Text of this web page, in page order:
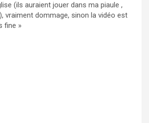
(ils auraient jouer dans ma piaule ,
vraiment dommage, sinon la vidéo est
fine »